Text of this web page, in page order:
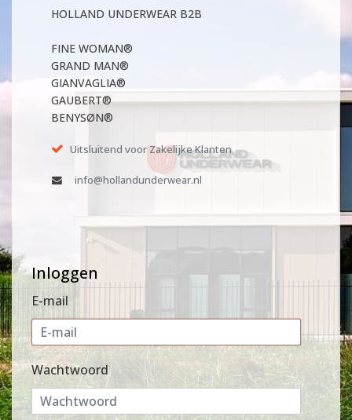
HOLLAND UNDERWEAR B2B
FINE WOMAN®
GRAND MAN®
GIANVAGLIA®
GAUBERT®
BENYSØN®
Uitsluitend voor Zakelijke Klanten
info@hollandunderwear.nl
Inloggen
E-mail
Wachtwoord